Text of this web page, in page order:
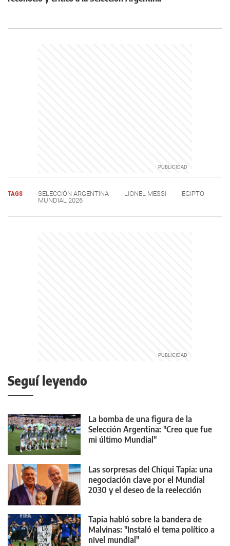
TAGS SELECCIÓN ARGENTINA LIONEL MESSI
EGIPTO
MUNDIAL 2026
Seguí leyendo
La bomba de una figura de la
Selección Argentina: "Creo que fue
mi último Mundial"
Las sorpresas del Chiqui Tapia: una
negociación clave por el Mundial
2030 y el deseo de la reelección
Tapia habló sobre la bandera de
Malvinas: "Instaló el tema político a
nivel mundial"